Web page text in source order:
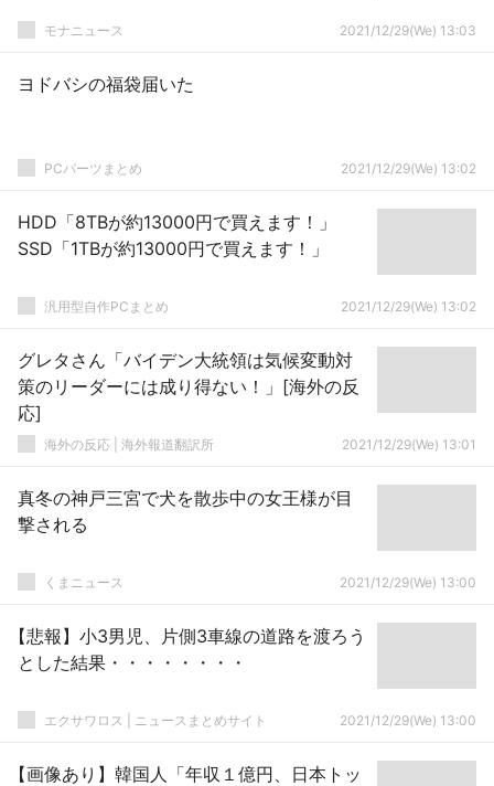
モナニュース 2021/12/29(We) 13:03
ヨドバシの福袋届いた
PCパーツまとめ 2021/12/29(We) 13:02
HDD「8TBが約13000円で買えます！」
SSD「1TBが約13000円で買えます！」
汎用型自作PCまとめ 2021/12/29(We) 13:02
グレタさん「バイデン大統領は気候変動対
策のリーダーには成り得ない！」[海外の反
応]
海外の反応 | 海外報道翻訳所 2021/12/29(We) 13:01
真冬の神戸三宮で犬を散歩中の女王様が目
撃される
くまニュース 2021/12/29(We) 13:00
【悲報】小3男児、片側3車線の道路を渡ろう
とした結果・・・・・・・・
エクサワロス | ニュースまとめサイト 2021/12/29(We) 13:00
【画像あり】韓国人「年収１億円、日本トッ